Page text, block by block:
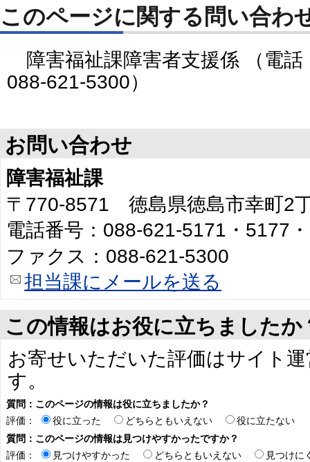
このページに関する問い合わ
障害福祉課障害者支援係 （電
088-621-5300）
お問い合わせ
障害福祉課
〒770-8571 徳島県徳島市幸町2
電話番号：088-621-5171・5177
ファクス：088-621-5300
担当課にメールを送る
この情報はお役に立ちましたか
お寄せいただいた評価はサイト
す。
質問：このページの情報は役に立ちましたか？
評価：
役に立った どちらともいえない
役に立たない
質問：このページの情報は見つけやすかったですか？
評価：
見つけやすかった どちらともいえない 見つけに